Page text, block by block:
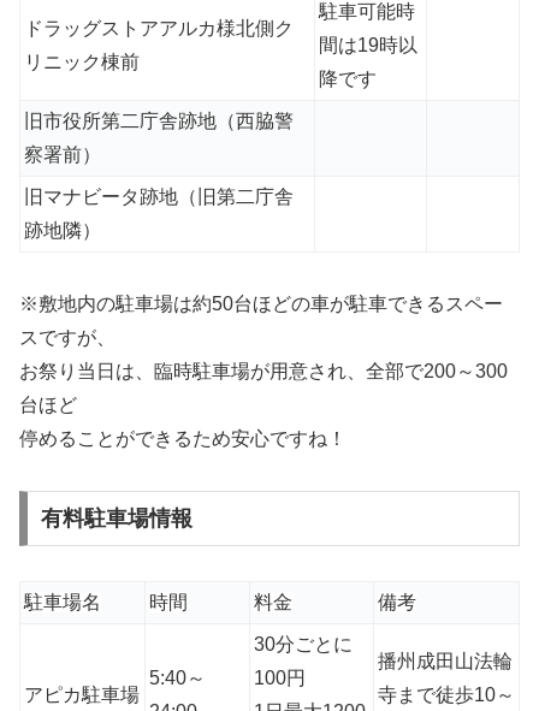
ドラッグストアアルカ様北側ク
リニック棟前
駐車可能時
間は19時以
降です
旧市役所第二庁舎跡地（西脇警
察署前）
旧マナビータ跡地（旧第二庁舎
跡地隣）
※敷地内の駐車場は約50台ほどの車が駐車できるスペー
スですが、
お祭り当日は、臨時駐車場が用意され、全部で200～300
台ほど
停めることができるため安心ですね！
有料駐車場情報
駐車場名 時間 料金 備考
アピカ駐車場
5:40～
30分ごとに
100円
播州成田山法輪
寺まで徒歩10～